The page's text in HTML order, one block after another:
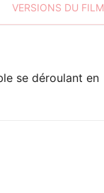
VERSIONS DU FILM
se déroulant en